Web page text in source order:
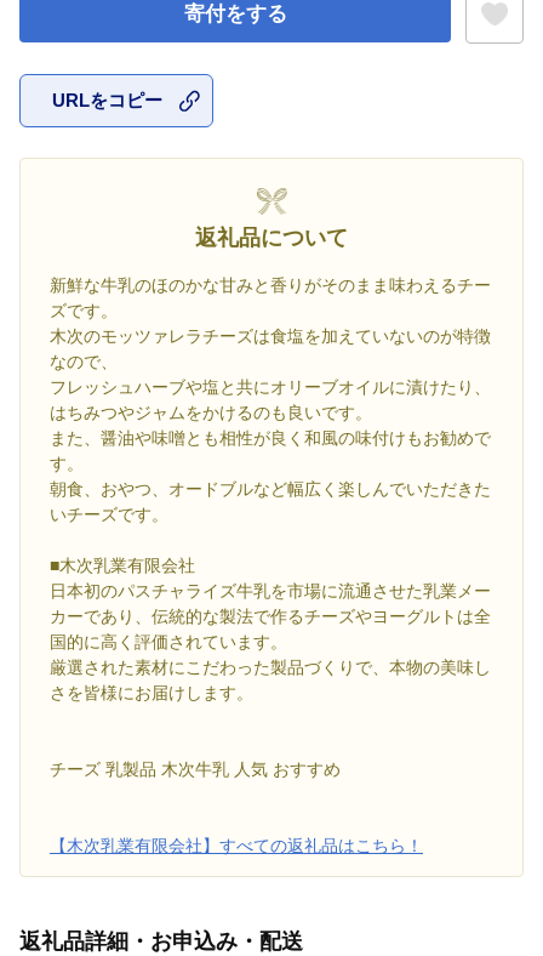
寄付をする
URLをコピー
返礼品について
新鮮な牛乳のほのかな甘みと香りがそのまま味わえるチー
ズです。
木次のモッツァレラチーズは食塩を加えていないのが特徴
なので、
フレッシュハーブや塩と共にオリーブオイルに漬けたり、
はちみつやジャムをかけるのも良いです。
また、醤油や味噌とも相性が良く和風の味付けもお勧めで
す。
朝食、おやつ、オードブルなど幅広く楽しんでいただきた
いチーズです。
■木次乳業有限会社
日本初のパスチャライズ牛乳を市場に流通させた乳業メー
カーであり、伝統的な製法で作るチーズやヨーグルトは全
国的に高く評価されています。
厳選された素材にこだわった製品づくりで、本物の美味し
さを皆様にお届けします。
チーズ 乳製品 木次牛乳 人気 おすすめ
【木次乳業有限会社】すべての返礼品はこちら！
返礼品詳細・お申込み・配送